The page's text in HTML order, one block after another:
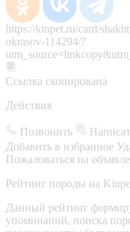
https://kinpet.ru/card/
okrasov-114294/?
Ссылка скопирована
Действия
Позвонить
Добавить в избранное
Пожаловаться на
Рейтинг породы на
Данный рейтинг
упоминаний, поиска